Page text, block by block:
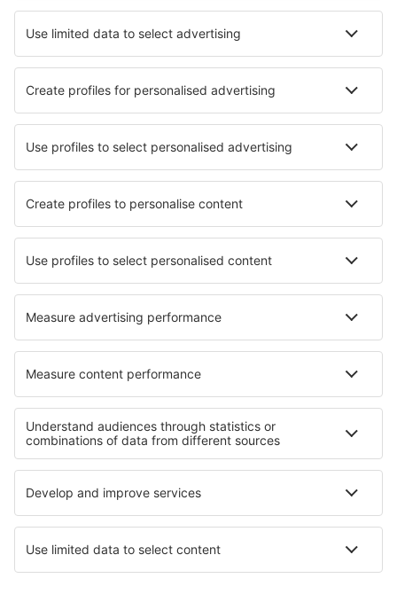
Hotels in Orihuela Hotels in Alhaurin de la Torre
Hotels in Sanlucar de Barrameda Hotels in Selva
Beste hotels - steden
Hotels in Asenovgrad Hotels in Castro
Hotels in Grenade-sur-I`Adour Hotels in Paks
Hotels in Waikabubak Hotels in San Vito
Hotels in Skipwith Hotels in Rolde
Beste hotels - regio's
Hotels op de Balearen Hotels aan de Costa Brava
Hotels op Tenerife Hotels op Ibiza
Hotels op Gran Canaria Hotels in Southern Transdanubia
Hotels in Danube Delta Hotels in North Africa
Hotels op de Kanaaleilanden Hotels in Moldova